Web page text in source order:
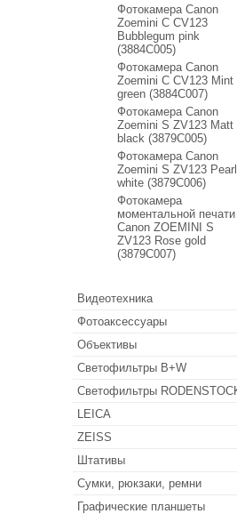
Фотокамера Canon
Zoemini C CV123
Bubblegum pink
(3884C005)
Фотокамера Canon
Zoemini C CV123 Mint
green (3884C007)
Фотокамера Canon
Zoemini S ZV123 Matt
black (3879C005)
Фотокамера Canon
Zoemini S ZV123 Pearl
white (3879C006)
Фотокамера
моментальной печати
Canon ZOEMINI S
ZV123 Rose gold
(3879C007)
Видеотехника
Фотоаксессуары
Объективы
Светофильтры B+W
Светофильтры
LEICA
ZEISS
Штативы
Сумки, рюкзаки, ремни
Графические планшеты